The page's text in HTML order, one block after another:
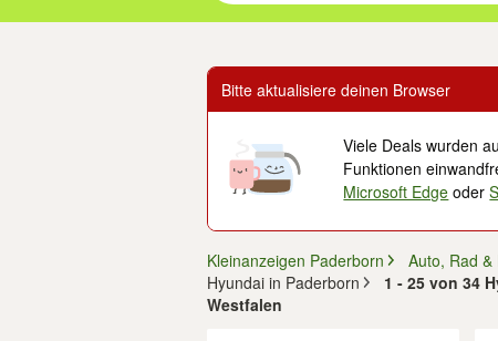
Bitte aktualisiere deinen Browser
Viele Deals wurden
Funktionen
Microsoft Edge oder
Kleinanzeigen Paderborn
Auto, Rad &
Hyundai in Paderborn
1 - 25 von 34
Westfalen